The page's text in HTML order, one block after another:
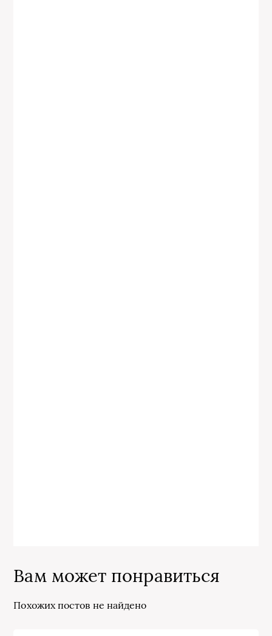
Вам может понравиться
Похожих постов не найдено